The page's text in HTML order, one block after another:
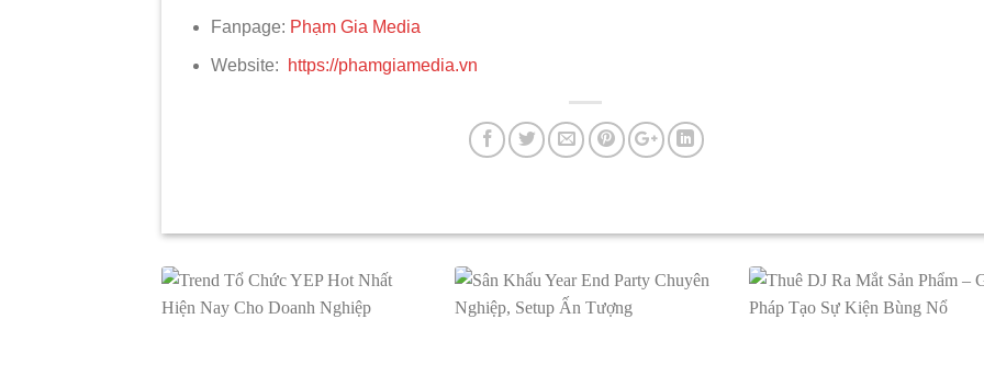
Fanpage: Phạm Gia Media
Website: https://phamgiamedia.vn